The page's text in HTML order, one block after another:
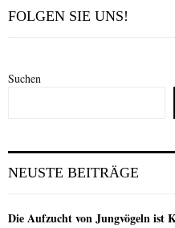
FOLGEN SIE UNS!
Suchen
NEUSTE BEITRÄGE
Die Aufzucht von Jungvögeln ist